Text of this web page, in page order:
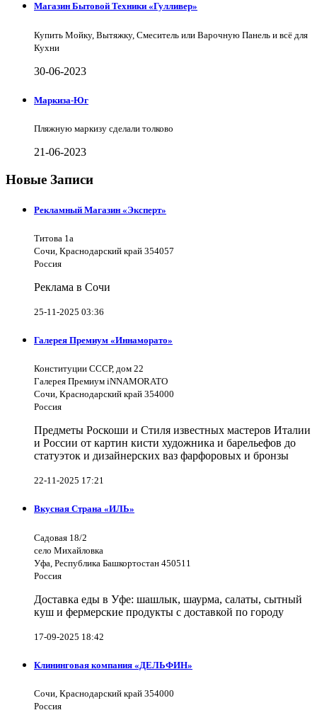
Магазин Бытовой Техники «Гулливер»
Купить Мойку, Вытяжку, Смеситель или Варочную Панель и всё для
Кухни
30-06-2023
Маркиза-Юг
Пляжную маркизу сделали толково
21-06-2023
Новые Записи
Рекламный Магазин «Эксперт»
Титова 1а
Сочи, Краснодарский край 354057
Россия
Реклама в Сочи
25-11-2025 03:36
Галерея Премиум «Иннаморато»
Конституции СССР, дом 22
Галерея Премиум iNNAMORATO
Сочи, Краснодарский край 354000
Россия
Предметы Роскоши и Стиля известных мастеров Италии
и России от картин кисти художника и барельефов до
статуэток и дизайнерских ваз фарфоровых и бронзы
22-11-2025 17:21
Вкусная Страна «ИЛЬ»
Садовая 18/2
село Михайловка
Уфа, Республика Башкортостан 450511
Россия
Доставка еды в Уфе: шашлык, шаурма, салаты, сытный
куш и фермерские продукты с доставкой по городу
17-09-2025 18:42
Клининговая компания «ДЕЛЬФИН»
Сочи, Краснодарский край 354000
Россия